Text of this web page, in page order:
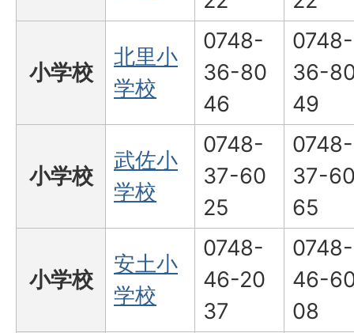
小学校
北里小
学校
0748-
36-80
46
0748-
36-
49
小学校
武佐小
学校
0748-
37-60
25
0748-
37-
65
小学校
安土小
学校
0748-
46-20
37
0748-
46-
08